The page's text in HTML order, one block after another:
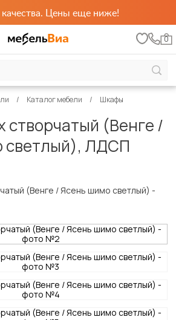
качества. Цены еще ниже!
0
Каталог мебели Шкафы
(Венге /
светлый), ЛДСП